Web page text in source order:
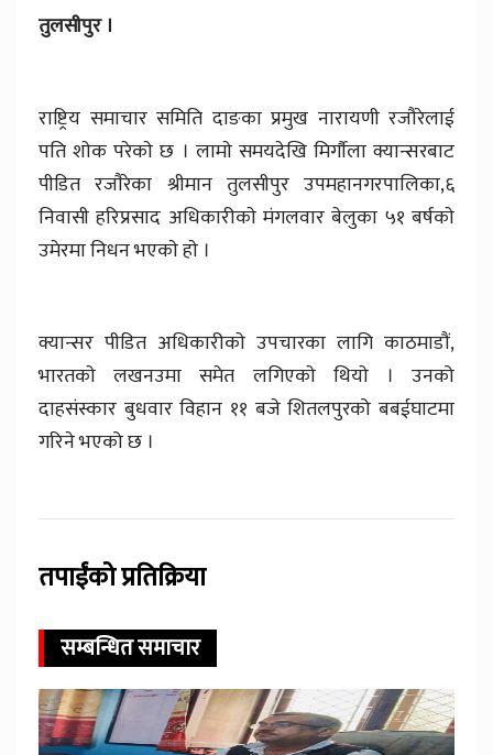
तुलसीपुर ।
राष्ट्रिय समाचार समिति दाङका प्रमुख नारायणी रजौरेलाई
पति शाेक परेकाे छ । लामाे समयदेखि मिर्गाैला क्यान्सरबाट
पीडित रजाैरेका श्रीमान तुलसीपुर उपमहानगरपालिका,६
निवासी हरिप्रसाद अधिकारीकाे मंगलवार बेलुका ५१ बर्षकाे
उमेरमा निधन भएकाे हाे ।
क्यान्सर पीडित अधिकारीकाे उपचारका लागि काठमाडाैं,
भारतकाे लखनउमा समेत लगिएकाे थियाे । उनको
दाहसंस्कार बुधवार विहान ११ बजे शितलपुरको बबईघाटमा
गरिने भएको छ ।
तपाईंको प्रतिक्रिया
सम्बन्धित समाचार